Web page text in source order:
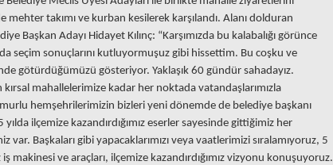
mehter takımı ve kurban kesilerek karşılandı. Alanı dolduran
Başkan Adayı Hidayet Kılınç: “Karşımızda bu kalabalığı görünce
seçim sonuçlarını kutluyormuşuz gibi hissettim. Bu coşku ve
götürdüğümüzü gösteriyor. Yaklaşık 60 gündür sahadayız.
kırsal mahallelerimize kadar her noktada vatandaşlarımızla
hemşehrilerimizin bizleri yeni dönemde de belediye başkanı
ilçemize kazandırdığımız eserler sayesinde gittiğimiz her
Başkaları gibi yapacaklarımızı veya vaatlerimizi sıralamıyoruz, 5
makinesi ve araçları, ilçemize kazandırdığımız vizyonu konuşuyoruz.